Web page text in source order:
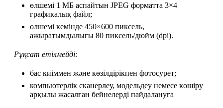
өлшемі 1 МБ аспайтын JPEG форматта 3×4
графикалық файл;
өлшемі кемінде 450×600 пиксель,
ажыратымдылығы 80 пиксель/дюйм (dpi).
Рұқсат етілмейді:
бас киіммен және көзілдірікпен фотосурет;
компьютерлік сканерлеу, модельдеу немесе көшіру
арқылы жасалған бейнелерді пайдалануға